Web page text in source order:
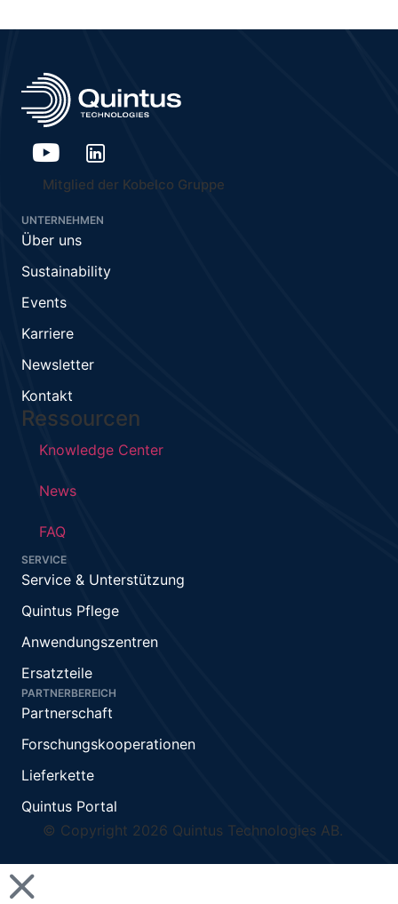
Mitglied der Kobelco Gruppe
UNTERNEHMEN
Über uns
Sustainability
Events
Karriere
Newsletter
Kontakt
Ressourcen
Knowledge Center
News
FAQ
SERVICE
Service & Unterstützung
Quintus Pflege
Anwendungszentren
Ersatzteile
PARTNERBEREICH
Partnerschaft
Forschungskooperationen
Lieferkette
Quintus Portal
© Copyright 2026 Quintus Technologies AB.